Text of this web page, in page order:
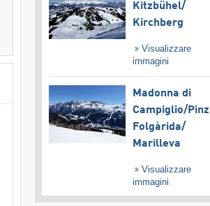
Kitzbühel/​
Kirchberg
Visualizzare
immagini
Madonna di
Campiglio/​
Folgàrida/​
Marilleva
Visualizzare
immagini